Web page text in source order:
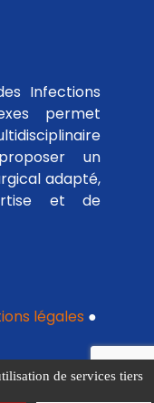
Infections
permet
un
adapté,
et de
légales ●
de services tiers